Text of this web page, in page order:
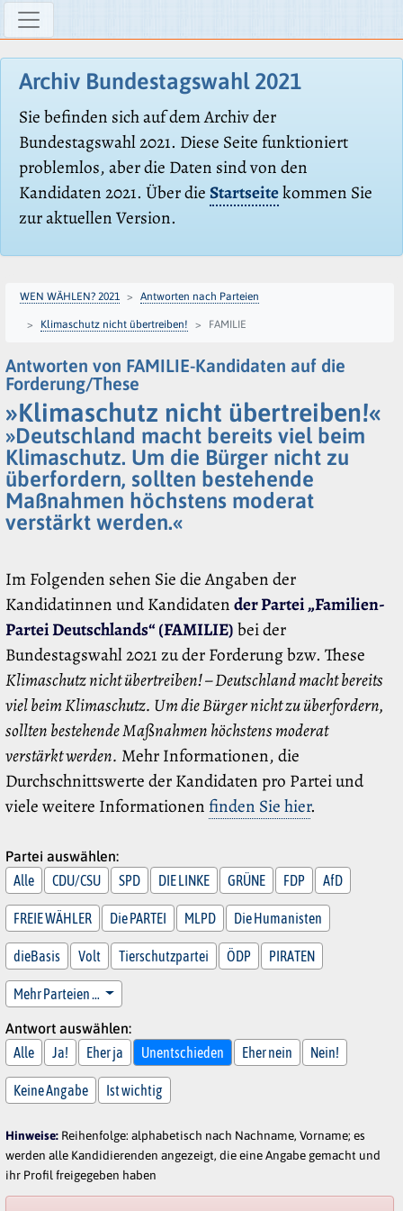
Archiv Bundestagswahl 2021
Sie befinden sich auf dem Archiv der
Bundestagswahl 2021. Diese Seite funktioniert
problemlos, aber die Daten sind von den
Kandidaten 2021. Über dieStartseitekommen Sie
zur aktuellen Version.
WEN WÄHLEN? 2021 Antworten nach Parteien
Klimaschutz nicht übertreiben! FAMILIE
Antworten von FAMILIE-Kandidaten auf die
Forderung/These
»Klimaschutz nicht übertreiben!«
»Deutschland macht bereits viel beim
Klimaschutz. Um die Bürger nicht zu
überfordern, sollten bestehende
Maßnahmen höchstens moderat
verstärkt werden.«
Im Folgenden sehen Sie die Angaben der
Kandidatinnen und Kandidatender Partei „Familien-
Partei Deutschlands“ (FAMILIE)bei der
Bundestagswahl 2021 zu der Forderung bzw. These
Klimaschutz nicht übertreiben! – Deutschland macht bereits
viel beim Klimaschutz. Um die Bürger nicht zu überfordern,
sollten bestehende Maßnahmen höchstens moderat
verstärkt werden. Mehr Informationen, die
Durchschnittswerte der Kandidaten pro Partei und
viele weitere Informationen finden Sie hier.
Partei auswählen:
Alle
CDU/CSU SPD DIE LINKE GRÜNE FDP AfD
FREIE WÄHLER Die PARTEI MLPD Die Humanisten
dieBasis Volt Tierschutzpartei ÖDP PIRATEN
Mehr Parteien …
Antwort auswählen:
Alle
Ja! Eher ja Unentschieden Eher nein Nein!
Keine Angabe Ist wichtig
Hinweise: Reihenfolge: alphabetisch nach Nachname, Vorname; es
werden alle Kandidierenden angezeigt, die eine Angabe gemacht und
ihr Profil freigegeben haben